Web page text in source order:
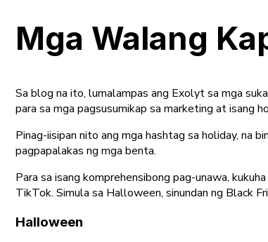
Mga Walang
Sa blog na ito, lumalampas ang Exolyt sa mga
para sa mga pagsusumikap sa marketing at isang
Pinag-iisipan nito ang mga hashtag sa holiday, na
pagpapalakas ng mga benta.
Para sa isang komprehensibong pag-unawa,
TikTok. Simula sa Halloween, sinundan ng Black
Halloween